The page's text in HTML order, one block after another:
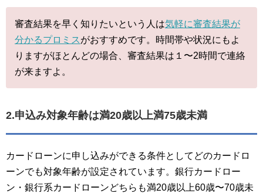
審査結果を早く知りたいという人は気軽に審査結果が
分かるプロミスがおすすめです。時間帯や状況にもよ
りますがほとんどの場合、審査結果は１〜2時間で連絡
が来ますよ。
2.申込み対象年齢は満20歳以上満75歳未満
カードローンに申し込みができる条件としてどのカードロ
ーンでも対象年齢が設定されています。銀行カードロー
ン・銀行系カードローンどちらも満20歳以上60歳〜70歳未